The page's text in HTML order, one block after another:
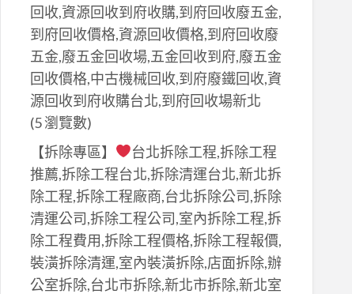
回收,資源回收到府收購,到府回收廢五金,
到府回收價格,資源回收價格,到府回收廢
五金,廢五金回收場,五金回收到府,廢五金
回收價格,中古機械回收,到府廢鐵回收,資
源回收到府收購台北,到府回收場新北
(5 瀏覽數)
【拆除專區】
台北拆除工程,拆除工程
推薦,拆除工程台北,拆除清運台北,新北拆
除工程,拆除工程廠商,台北拆除公司,拆除
清運公司,拆除工程公司,室內拆除工程,拆
除工程費用,拆除工程價格,拆除工程報價,
裝潢拆除清運,室內裝潢拆除,店面拆除,辦
公室拆除,台北市拆除,新北市拆除,新北室